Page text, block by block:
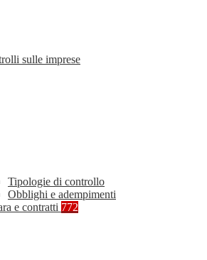
sulle imprese
Tipologie di controllo
Obblighi e adempimenti
e contratti 772